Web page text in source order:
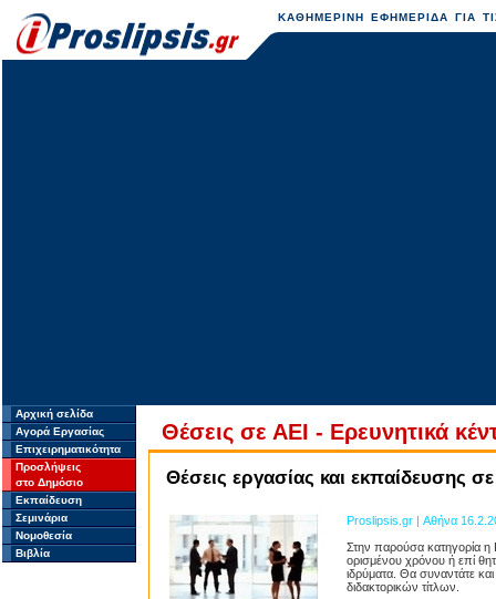
ΚΑΘΗΜΕΡΙΝΗ ΕΦΗΜΕΡΙΔΑ ΓΙΑ
Αρχική σελίδα
Αγορά Εργασίας
Επιχειρηματικότητα
Προσλήψεις
στο Δημόσιο
Εκπαίδευση
Σεμινάρια
Νομοθεσία
Βιβλία
Θέσεις σε ΑΕΙ - Ερευνητικά
Θέσεις εργασίας και εκπαίδευσης
Proslipsis.gr | Αθήνα
Στην παρούσα κατηγορία η
ορισμένου χρόνου ή επί
ιδρύματα. Θα συναντάτε
διδακτορικών τίτλων.